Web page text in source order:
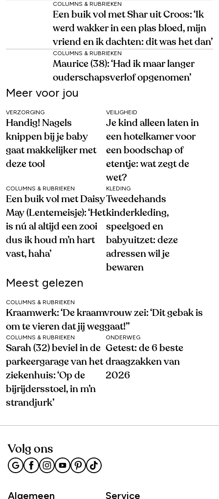
COLUMNS & RUBRIEKEN
Een buik vol met Shar uit Croos: ‘Ik
werd wakker in een plas bloed, mijn
vriend en ik dachten: dit was het dan’
COLUMNS & RUBRIEKEN
Maurice (38): ‘Had ik maar langer
ouderschapsverlof opgenomen’
Meer voor jou
VERZORGING
Handig! Nagels
knippen bij je baby
gaat makkelijker met
deze tool
VEILIGHEID
Je kind alleen laten in
een hotelkamer voor
een boodschap of
etentje: wat zegt de
wet?
COLUMNS & RUBRIEKEN
Een buik vol met Daisy
May (Lentemeisje): ‘Het
is nú al altijd een zooi
dus ik houd m’n hart
vast, haha’
KLEDING
Tweedehands
kinderkleding,
speelgoed en
babyuitzet: deze
adressen wil je
bewaren
Meest gelezen
COLUMNS & RUBRIEKEN
Kraamwerk: ‘De kraamvrouw zei: ‘Dit gebak is
om te vieren dat jij weggaat!’’
COLUMNS & RUBRIEKEN
Sarah (32) beviel in de
parkeergarage van het
ziekenhuis: ‘Op de
bijrijdersstoel, in m’n
strandjurk’
ONDERWEG
Getest: de 6 beste
draagzakken van
2026
Volg ons
Algemeen Service